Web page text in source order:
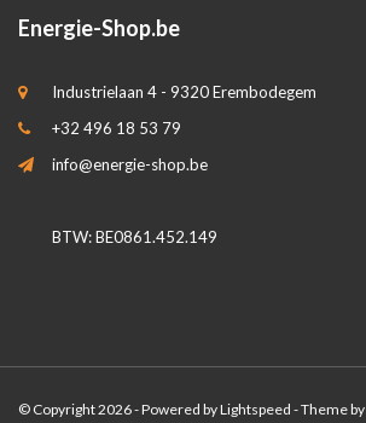
Energie-Shop.be
Industrielaan 4 - 9320 Erembodegem
+32 496 18 53 79
info@energie-shop.be
BTW: BE0861.452.149
© Copyright 2026 - Powered byLightspeed - Theme by